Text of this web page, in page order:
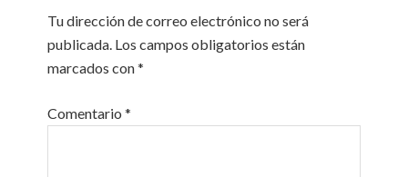
Tu dirección de correo electrónico no será
publicada. Los campos obligatorios están
marcados con*
Comentario*